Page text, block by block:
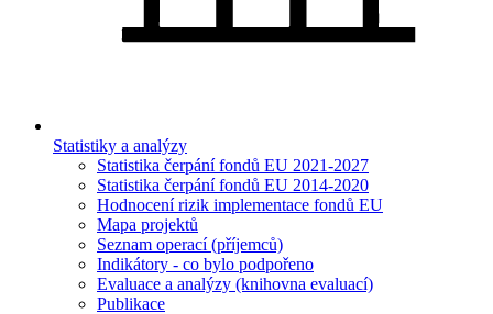
Statistiky a analýzy
Statistika čerpání fondů EU 2021-2027
Statistika čerpání fondů EU 2014-2020
Hodnocení rizik implementace fondů EU
Mapa projektů
Seznam operací (příjemců)
Indikátory - co bylo podpořeno
Evaluace a analýzy (knihovna evaluací)
Publikace